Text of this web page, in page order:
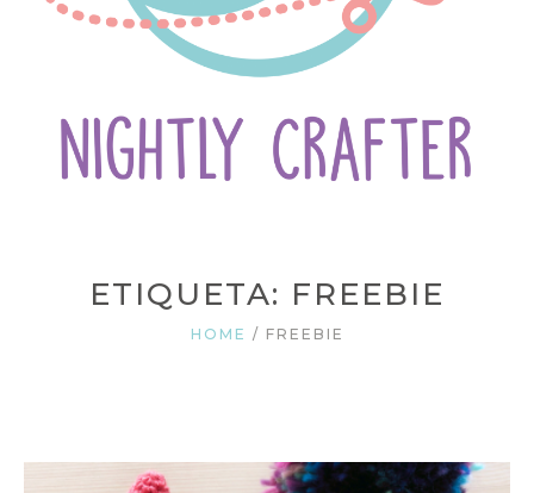
ETIQUETA: FREEBIE
HOME / FREEBIE